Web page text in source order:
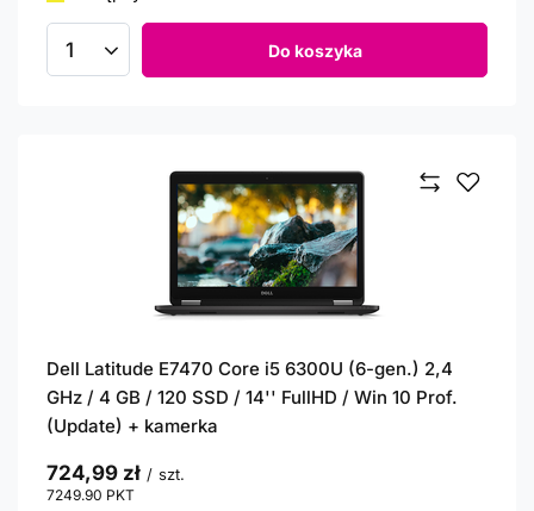
Ilość produktów Do koszyka
Dell Latitude E7470 Core i5 6300U (6-gen.) 2,4
GHz / 4 GB / 120 SSD / 14'' FullHD / Win 10 Prof.
(Update) + kamerka
724,99 zł / szt.
7249.90 PKT